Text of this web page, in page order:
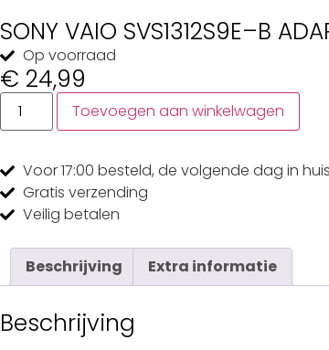
SONY VAIO SVS1312S9E–B
Op voorraad
€ 24,99
Toevoegen aan winkelwagen
Voor 17:00 besteld, de volgende dag in huis
Gratis verzending
Veilig betalen
Beschrijving Extra informatie
Beschrijving